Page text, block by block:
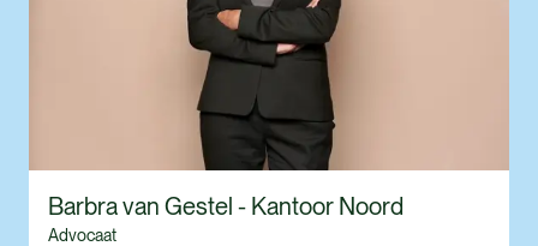
Barbra van Gestel - Kantoor Noord
Advocaat